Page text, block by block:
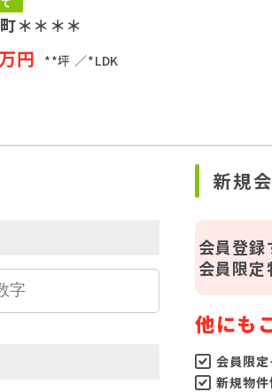
＊＊＊＊
万円 **坪
*LDK
新規
会員登録
会員限定
他にも
会員限
新規物